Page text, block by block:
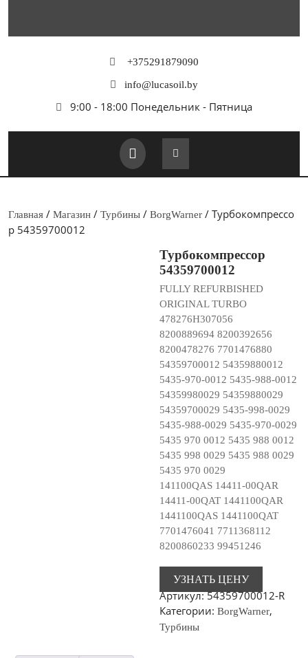
содержимому
+375291879090
info@lucasoil.by
9:00 - 18:00 Понедельник - Пятница
Кнопка
Открыть
Главная / Магазин / Турбины / BorgWarner / Турбокомпрессо
р 54359700012
Турбокомпрессор
54359700012
FULLY REFURBISHED
ORIGINAL TURBO
478276H307056
8200889694 8200392656
8200478276 7701476880
54359700012 54359880012
5435-970-0012 5435-988-0012
54359980029 54359880029
54359700029 5435-998-0029
5435-988-0029 5435-970-0029
5435 970 0012 5435 988 0012
5435 998 0029 5435 988 0029
5435 970 0029
141100QAS 14411-00QAR
14411-00QAT 1441100QAR
1441100QAS 1441100QAT
7701476041 7711368112
8200860233 99451246
УЗНАТЬ ЦЕНУ
Артикул:54359700012-R
Категории:BorgWarner,
Турбины